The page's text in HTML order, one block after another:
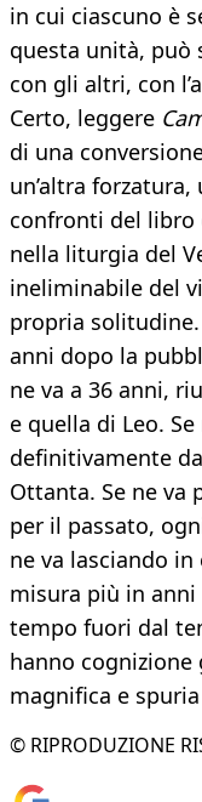
in cui ciascuno è
questa unità, può
con gli altri, con
Certo, leggere
di una
un’altra forzatura,
confronti del libro
nella liturgia del
ineliminabile del
propria
anni dopo la
ne va a 36 anni,
e quella di Leo.
definitivamente
Ottanta. Se ne va
per il passato,
ne va lasciando
misura più in anni
tempo fuori dal
hanno cognizione
magnifica e
© RIPRODUZIONE